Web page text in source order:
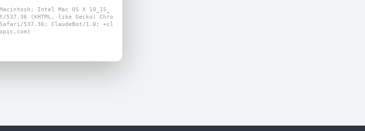
Intel Mac OS X 10_15_
537.36 (KHTML, like Gecko) Chro
537.36; ClaudeBot/1.0; +cl